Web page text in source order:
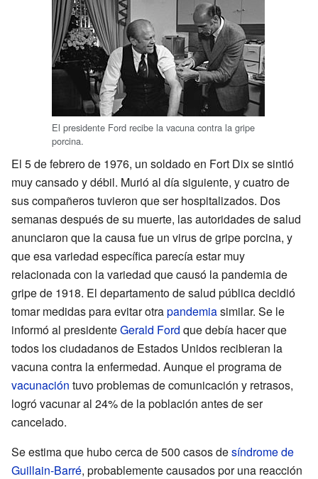
El presidente Ford recibe la vacuna contra la gripe
porcina.
El 5 de febrero de 1976, un soldado en Fort Dix se sintió
muy cansado y débil. Murió al día siguiente, y cuatro de
sus compañeros tuvieron que ser hospitalizados. Dos
semanas después de su muerte, las autoridades de salud
anunciaron que la causa fue un virus de gripe porcina, y
que esa variedad específica parecía estar muy
relacionada con la variedad que causó la pandemia de
gripe de 1918. El departamento de salud pública decidió
tomar medidas para evitar otrapandemiasimilar. Se le
informó al presidenteGerald Ford que debía hacer que
todos los ciudadanos de Estados Unidos recibieran la
vacuna contra la enfermedad. Aunque el programa de
vacunación tuvo problemas de comunicación y retrasos,
logró vacunar al 24% de la población antes de ser
cancelado.
Se estima que hubo cerca de 500 casos desíndrome de
Guillain-Barré, probablemente causados por una reacción